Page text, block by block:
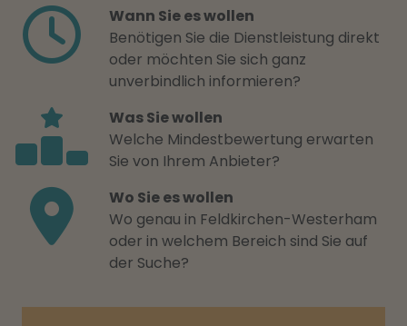
Wann Sie es wollen
Benötigen Sie die Dienstleistung direkt
oder möchten Sie sich ganz
unverbindlich informieren?
Was Sie wollen
Welche Mindestbewertung erwarten
Sie von Ihrem Anbieter?
Wo Sie es wollen
Wo genau in Feldkirchen-Westerham
oder in welchem Bereich sind Sie auf
der Suche?